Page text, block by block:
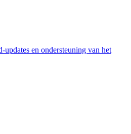
en ondersteuning van het